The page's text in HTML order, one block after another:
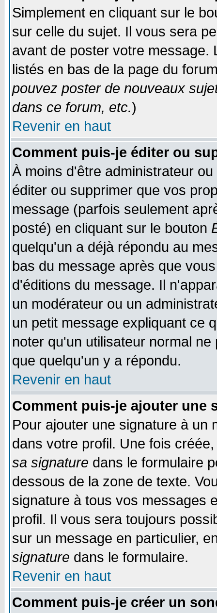
Simplement en cliquant sur le
sur celle du sujet. Il vous sera
avant de poster votre
listés en bas de la page du
pouvez poster de nouveaux
dans ce forum, etc.)
Revenir en haut
Comment puis-je éditer ou
À moins d'être administrateur
éditer ou supprimer que vos
message (parfois seulement
posté) en cliquant sur le bouton
quelqu'un a déjà répondu au
bas du message après que
d'éditions du message. Il
un modérateur ou un
un petit message expliquant ce
noter qu'un utilisateur normal
que quelqu'un y a répondu.
Revenir en haut
Comment puis-je ajouter une
Pour ajouter une signature à un
dans votre profil. Une fois
sa signature dans le formulaire
dessous de la zone de texte.
signature à tous vos messages
profil. Il vous sera toujours
sur un message en particulier,
signature dans le formulaire.
Revenir en haut
Comment puis-je créer un